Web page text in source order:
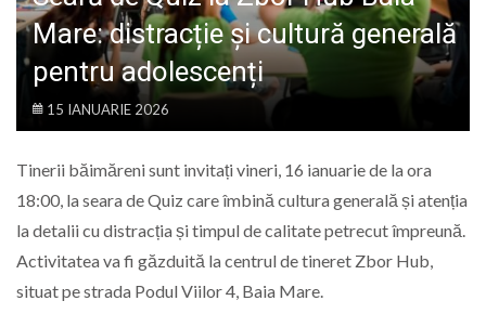
Mare: distracție și cultură generală
pentru adolescenți
15 IANUARIE 2026
Tinerii băimăreni sunt invitați vineri, 16 ianuarie de la ora
18:00, la seara de Quiz care îmbină cultura generală și atenția
la detalii cu distracția și timpul de calitate petrecut împreună.
Activitatea va fi găzduită la centrul de tineret Zbor Hub,
situat pe strada Podul Viilor 4, Baia Mare.